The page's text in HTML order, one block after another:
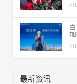
最新资讯